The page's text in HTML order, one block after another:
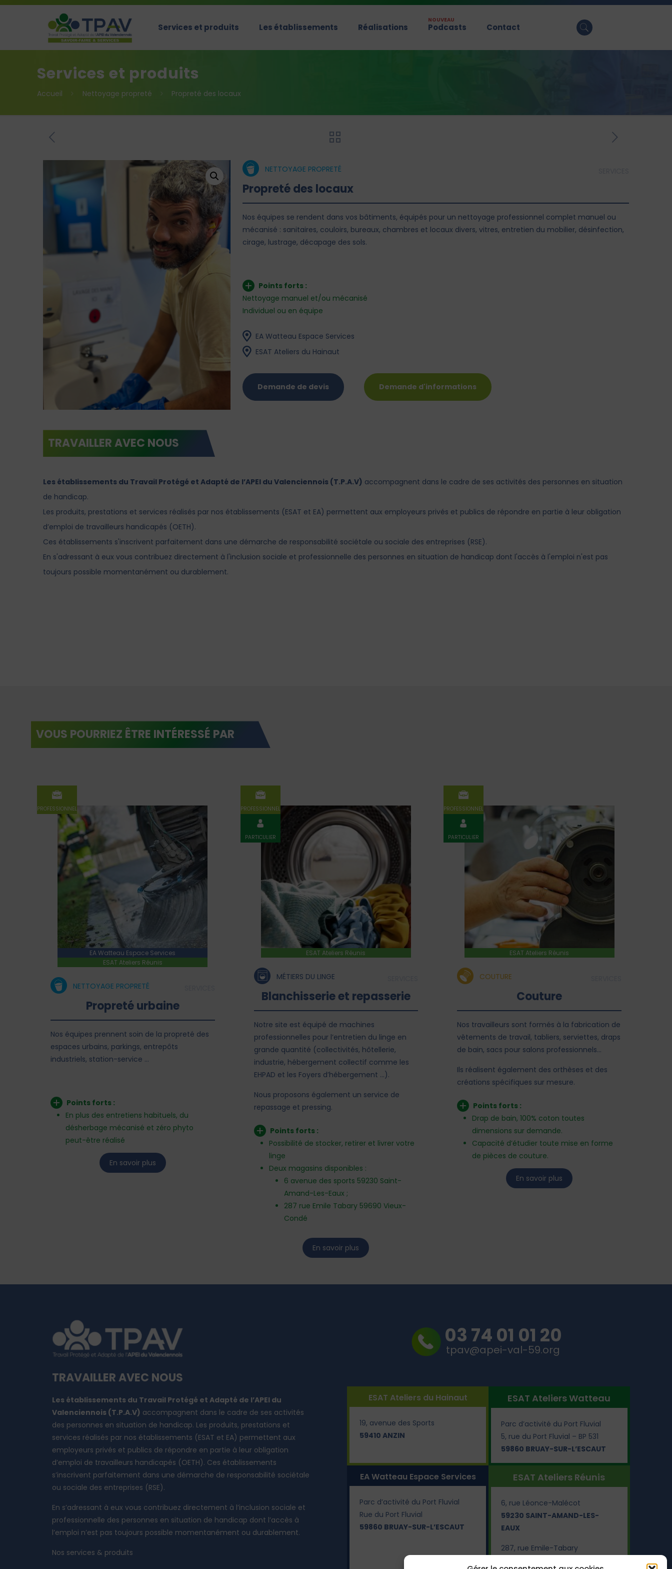
Services et produits Les établissements Réalisations Podcasts
NOUVEAU
Contact
Services et produits
Accueil Nettoyage propreté Propreté des locaux
NETTOYAGE PROPRETÉ
Propreté des locaux
Nos équipes se rendent dans vos bâtiments, équipés pour un nettoyage professionnel complet manuel ou
mécanisé : sanitaires, couloirs, bureaux, chambres et locaux divers, vitres, entretien du mobilier, désinfection,
cirage, lustrage, décapage des sols.
Points forts :
Nettoyage manuel et/ou mécanisé
Individuel ou en équipe
EA Watteau Espace Services
ESAT Ateliers du Hainaut
Demande de devis Demande d'informations
TRAVAILLER AVEC NOUS
Les établissements du Travail Protégé et Adapté de l’APEI du Valenciennois ​(T.P.A.V) ​accompagnent dans le cadre de ses activités des personnes en situation
de handicap.
Les ​produits, ​prestations et services réalisés par nos établissements (ESAT et EA) ​permettent aux ​employeurs privés et publics de répondre ​en partie à leur obligation
d’emploi de travailleurs handicapés ​(OETH).
Ces établissements s'inscrivent parfaitement dans une démarche de responsabilité sociétale ou sociale des entreprises (RSE).
En s'adressant à eux vous contribuez directement à l'inclusion sociale et professionnelle des personnes en situation de handicap dont l'accès à l'emploi n'est pas
toujours possible momentanément ou durablement.
VOUS POURRIEZ ÊTRE INTÉRESSÉ PAR
PROFESSIONNEL
EA Watteau Espace Services
ESAT Ateliers Réunis
NETTOYAGE PROPRETÉ
Propreté urbaine
Nos équipes prennent soin de la propreté des
espaces urbains, parkings, entrepôts
industriels, station-service …
Points forts :
En plus des entretiens habituels, du
désherbage mécanisé et zéro phyto
peut-être réalisé
En savoir plus
PROFESSIONNEL
PARTICULIER
ESAT Ateliers Réunis
MÉTIERS DU LINGE
Blanchisserie et repasserie
Notre site est équipé de machines
professionnelles pour l’entretien du linge en
grande quantité (collectivités, hôtellerie,
industrie, hébergement collectif comme les
EHPAD et les Foyers d’hébergement …).
Nous proposons également un service de
repassage et pressing.
Points forts :
Possibilité de stocker, retirer et livrer votre
linge
Deux magasins disponibles :
6 avenue des sports 59230 Saint-
Amand-Les-Eaux ;
287 rue Emile Tabary 59690 Vieux-
Condé
En savoir plus
PROFESSIONNEL
PARTICULIER
ESAT Ateliers Réunis
COUTURE
Couture
Nos travailleurs sont formés à la fabrication de
vêtements de travail, tabliers, serviettes, draps
de bain, sacs pour salons professionnels…
Ils réalisent également des orthèses et des
créations spécifiques sur mesure.
Points forts :
Drap de bain, 100% coton toutes
dimensions sur demande.
Capacité d’étudier toute mise en forme
de pièces de couture.
En savoir plus
TRAVAILLER AVEC NOUS
Les établissements du Travail Protégé et Adapté de l’APEI du
Valenciennois ​(T.P.A.V) ​accompagnent dans le cadre de ses activités
des personnes en situation de handicap. Les ​produits, ​prestations et
services réalisés par nos établissements (ESAT et EA) ​permettent aux ​
employeurs privés et publics de répondre ​en partie à leur obligation
d’emploi de travailleurs handicapés ​(OETH). Ces établissements
s’inscrivent parfaitement dans une démarche de responsabilité sociétale
ou sociale des entreprises (RSE).
En s’adressant à eux vous contribuez directement à l’inclusion sociale et
professionnelle des personnes en situation de handicap dont l’accès à
l’emploi n’est pas toujours possible momentanément ou durablement.
Nos services & produits
03 74 01 01 20
tpav@apei-val-59.org
ESAT Ateliers du Hainaut
19, avenue des Sports
59410 ANZIN
ESAT Ateliers Watteau
Parc d’activité du Port Fluvial
5, rue du Port Fluvial – BP 531
59860 BRUAY-SUR-L’ESCAUT
EA Watteau Espace Services
Parc d’activité du Port Fluvial
Rue du Port Fluvial
59860 BRUAY-SUR-L’ESCAUT
ESAT Ateliers Réunis
6, rue Léonce-Malécot
59230 SAINT-AMAND-LES-
EAUX
287, rue Emile-Tabary